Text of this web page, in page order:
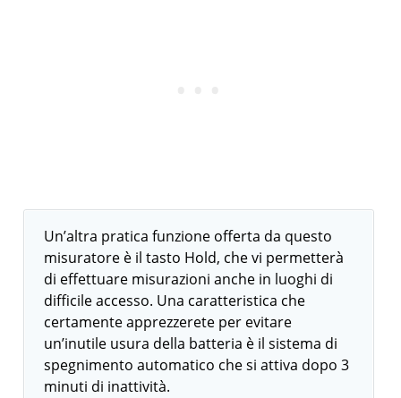
Un’altra pratica funzione offerta da questo
misuratore è il tasto Hold, che vi permetterà
di effettuare misurazioni anche in luoghi di
difficile accesso. Una caratteristica che
certamente apprezzerete per evitare
un’inutile usura della batteria è il sistema di
spegnimento automatico che si attiva dopo 3
minuti di inattività.